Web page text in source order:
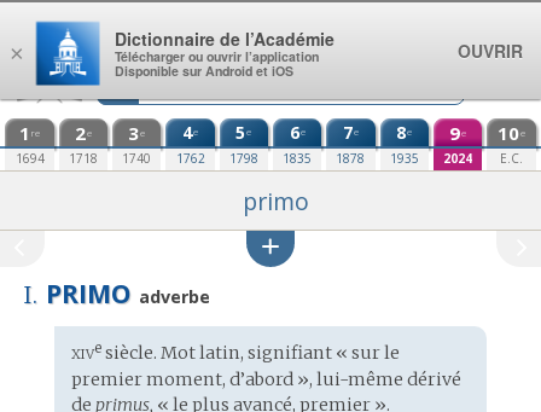
Aller au contenu
1 re
1694
2e
1718
3e
1740
4e
1762
5e
1798
6e
1835
7e
1878
8e
1935
9e
2024
10e
E.C.
primo
I. PRIMO adverbe
Étymologie
:
xivesiècle. Motlatin, signifiant « sur le
premier moment, d’abord », lui-même dérivé
de primus, « le plus avancé, premier ».
×
Dictionnaire de l’Académie
Télécharger ou ouvrir l’application
Disponible sur Android et iOS
OUVRIR